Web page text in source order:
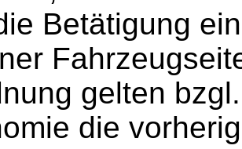
Betätigung
gelten
die